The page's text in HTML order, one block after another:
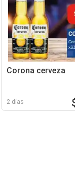
Corona cerveza
2 días